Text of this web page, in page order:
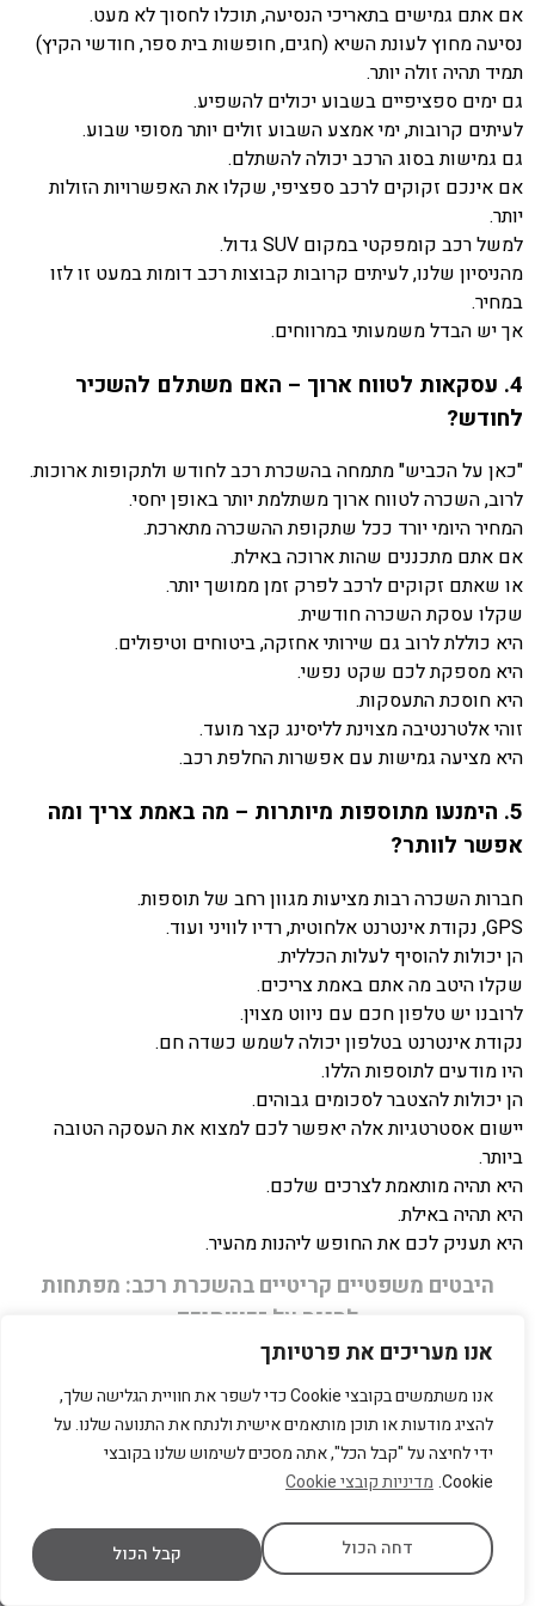
אנו מעריכים את פרטיותך
אנו משתמשים בקובצי Cookie כדי לשפר את חוויית הגלישה שלך,
להציג מודעות או תוכן מותאמים אישית ולנתח את התנועה שלנו. על
ידי לחיצה על "קבל הכל", אתה מסכים לשימוש שלנו בקובצי
Cookie. מדיניות קובצי Cookie
דחה הכול קבל הכול
אם אתם גמישים בתאריכי הנסיעה, תוכלו לחסוך לא מעט.
נסיעה מחוץ לעונת השיא (חגים, חופשות בית ספר, חודשי הקיץ)
תמיד תהיה זולה יותר.
גם ימים ספציפיים בשבוע יכולים להשפיע.
לעיתים קרובות, ימי אמצע השבוע זולים יותר מסופי שבוע.
גם גמישות בסוג הרכב יכולה להשתלם.
אם אינכם זקוקים לרכב ספציפי, שקלו את האפשרויות הזולות
יותר.
למשל רכב קומפקטי במקום SUV גדול.
מהניסיון שלנו, לעיתים קרובות קבוצות רכב דומות במעט זו לזו
במחיר.
אך יש הבדל משמעותי במרווחים.
4. עסקאות לטווח ארוך – האם משתלם להשכיר
לחודש?
"כאן על הכביש" מתמחה בהשכרת רכב לחודש ולתקופות ארוכות.
לרוב, השכרה לטווח ארוך משתלמת יותר באופן יחסי.
המחיר היומי יורד ככל שתקופת ההשכרה מתארכת.
אם אתם מתכננים שהות ארוכה באילת.
או שאתם זקוקים לרכב לפרק זמן ממושך יותר.
שקלו עסקת השכרה חודשית.
היא כוללת לרוב גם שירותי אחזקה, ביטוחים וטיפולים.
היא מספקת לכם שקט נפשי.
היא חוסכת התעסקות.
זוהי אלטרנטיבה מצוינת לליסינג קצר מועד.
היא מציעה גמישות עם אפשרות החלפת רכב.
5. הימנעו מתוספות מיותרות – מה באמת צריך ומה
אפשר לוותר?
חברות השכרה רבות מציעות מגוון רחב של תוספות.
GPS, נקודת אינטרנט אלחוטית, רדיו לוויני ועוד.
הן יכולות להוסיף לעלות הכללית.
שקלו היטב מה אתם באמת צריכים.
לרובנו יש טלפון חכם עם ניווט מצוין.
נקודת אינטרנט בטלפון יכולה לשמש כשדה חם.
היו מודעים לתוספות הללו.
הן יכולות להצטבר לסכומים גבוהים.
יישום אסטרטגיות אלה יאפשר לכם למצוא את העסקה הטובה
ביותר.
היא תהיה מותאמת לצרכים שלכם.
היא תהיה באילת.
היא תעניק לכם את החופש ליהנות מהעיר.
היבטים משפטיים קריטיים בהשכרת רכב: מפתחות
להגנה על זכויותיכם
היבטים משפטיים הם חלק בלתי נפרד מהשכרת רכב.
היא יכולה לחסוך כסף רב.
והיא יכולה להגן על זכויותיכם.
מניסיוננו, קהל הלקוחות אינו תמיד מודע למורכבות המשפטית.
הוא אינו מודע לזכויותיו.
וגם לחובותיו.